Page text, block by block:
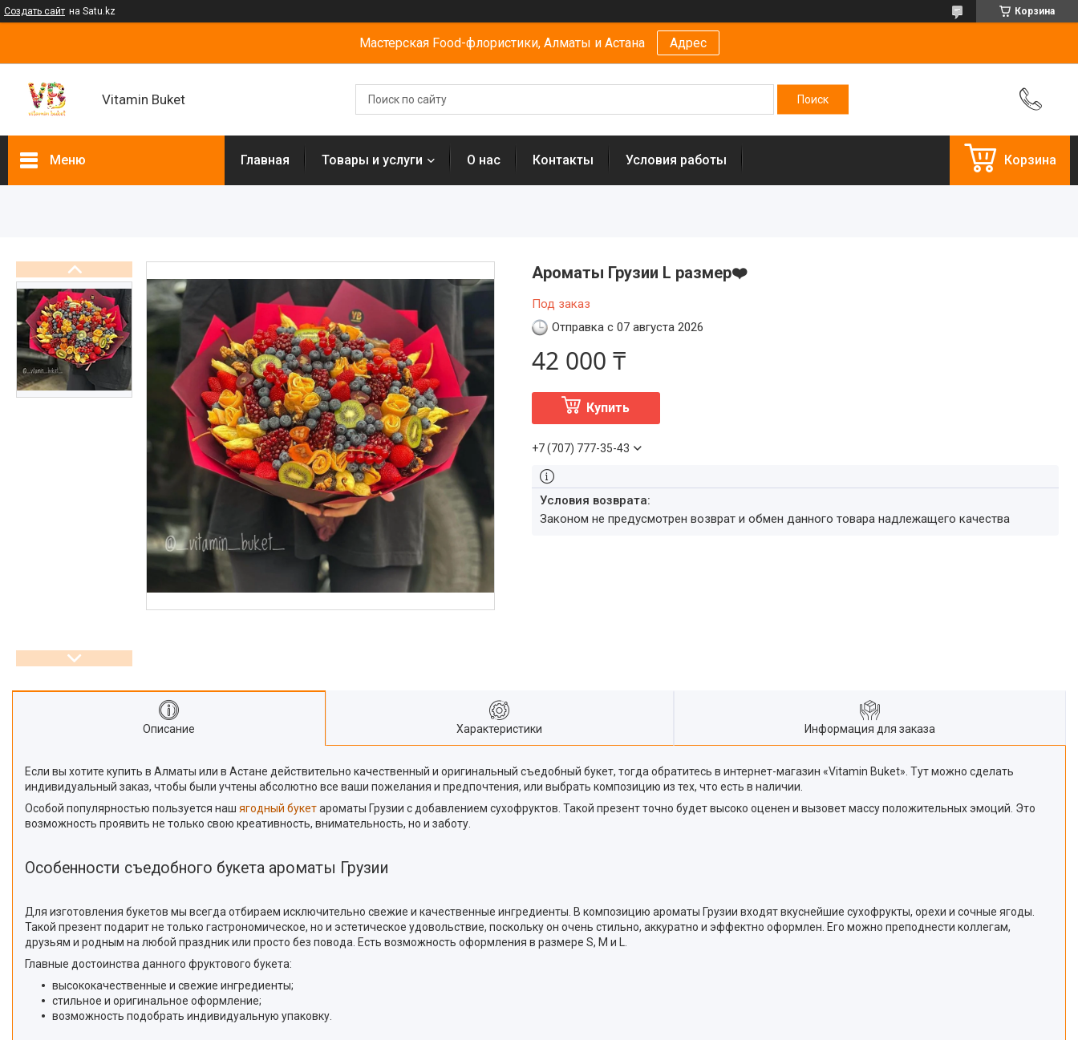
Создать сайт на Satu.kz Корзина
Мастерская Food-флористики, Алматы и Астана Адрес
Vitamin Buket
Меню
Фруктовые букеты
Букеты из сухофруктов
Клубничные букеты
Ящики подарочные
Букеты из сладостей
Корзины
Подарочные боксы, коробки
Сухофрукты в бельгийском
Отзывы
Главная Товары и услуги О нас Контакты Условия работы Корзина
Ароматы Грузии L размер❤️
Под заказ
Отправка с 07 августа 2026
42 000 ₸
Купить
+7 (707) 777-35-43
Законом не предусмотрен возврат и обмен данного товара надлежащего качества
Описание Характеристики Информация для заказа
Если вы хотите купить в Алматы или в Астане действительно качественный и оригинальный съедобный букет, тогда обратитесь в интернет-магазин «Vitamin Buket». Тут можно сделать
индивидуальный заказ, чтобы были учтены абсолютно все ваши пожелания и предпочтения, или выбрать композицию из тех, что есть в наличии.
Особой популярностью пользуется наш ягодный букетароматы Грузии с добавлением сухофруктов. Такой презент точно будет высоко оценен и вызовет массу положительных эмоций. Это
возможность проявить не только свою креативность, внимательность, но и заботу.
Особенности съедобного букета ароматы Грузии
Для изготовления букетов мы всегда отбираем исключительно свежие и качественные ингредиенты. В композицию ароматы Грузии входят вкуснейшие сухофрукты, орехи и сочные ягоды.
Такой презент подарит не только гастрономическое, но и эстетическое удовольствие, поскольку он очень стильно, аккуратно и эффектно оформлен. Его можно преподнести коллегам,
друзьям и родным на любой праздник или просто без повода. Есть возможность оформления в размере S, M и L.
Главные достоинства данного фруктового букета:
высококачественные и свежие ингредиенты;
стильное и оригинальное оформление;
возможность подобрать индивидуальную упаковку.